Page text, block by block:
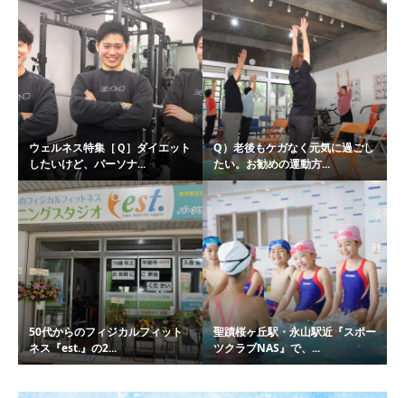
ウェルネス特集［Ｑ］ダイエット
したいけど、パーソナ...
Q）老後もケガなく元気に過ごし
たい。お勧めの運動方...
50代からのフィジカルフィット
ネス『est.』の2...
聖蹟桜ヶ丘駅・永山駅近『スポー
ツクラブNAS』で、...